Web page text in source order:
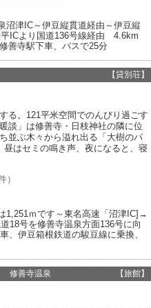
津IC～伊豆縦貫道経由～伊豆縦
ICより国道136号線経由 4.6km
善寺駅下車、バスで25分
【貸別荘】
る。121平米空間でのんびり過ごす
」は修善寺・日枝神社の隣に位
並ぶ木々から溢れ出る「大樹のパ
はセミの鳴き声、夜になると、寝
）
1,251ｍです～東名高速「沼津IC]→
18号を修善寺温泉方面136号に向
、伊豆箱根鉄道の駿豆線に乗換、
修善寺温泉 【旅館】